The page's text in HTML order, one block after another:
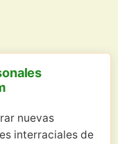
nuevas
interraciales de